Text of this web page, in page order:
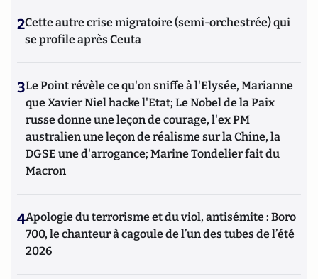
2Cette autre crise migratoire (semi-orchestrée) qui
se profile après Ceuta
3Le Point révèle ce qu'on sniffe à l'Elysée, Marianne
que Xavier Niel hacke l'Etat; Le Nobel de la Paix
russe donne une leçon de courage, l'ex PM
australien une leçon de réalisme sur la Chine, la
DGSE une d'arrogance; Marine Tondelier fait du
Macron
4Apologie du terrorisme et du viol, antisémite : Boro
700, le chanteur à cagoule de l’un des tubes de l’été
2026